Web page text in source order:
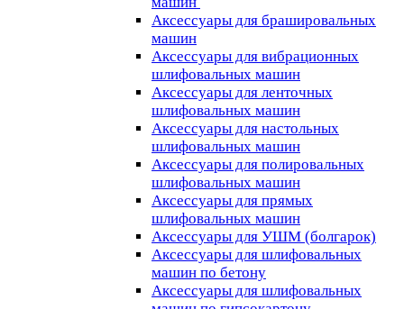
Аксессуары для брашировальных
машин
Аксессуары для вибрационных
шлифовальных машин
Аксессуары для ленточных
шлифовальных машин
Аксессуары для настольных
шлифовальных машин
Аксессуары для полировальных
шлифовальных машин
Аксессуары для прямых
шлифовальных машин
Аксессуары для УШМ (болгарок)
Аксессуары для шлифовальных
машин по бетону
Аксессуары для шлифовальных